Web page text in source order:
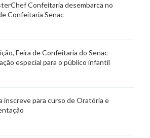
Confeitaria desembarca no
Confeitaria Senac
Feira de Confeitaria do Senac
especial para o público infantil
inscreve para curso de Oratória e